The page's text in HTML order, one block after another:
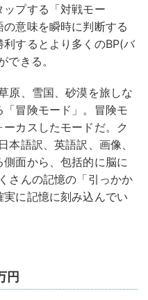
プする「対戦モー
意味を瞬時に判断する
するとより多くのBP(バ
できる。
原、雪国、砂漠を旅しな
冒険モード」。冒険モ
カスしたモードだ。ク
本語訳、英語訳、画像、
面から、包括的に脳に
さんの記憶の「引っかか
に記憶に刻み込んでい
円